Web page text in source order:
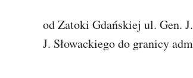
od Zatoki Gdańskiej ul. Gen.
J. Słowackiego do granicy